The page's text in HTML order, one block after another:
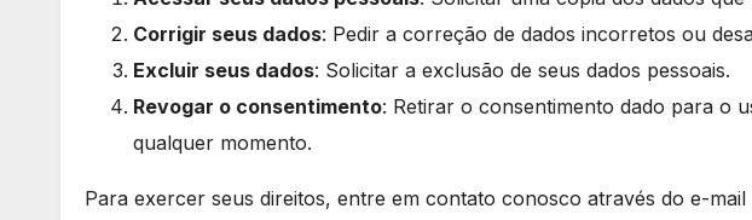
Corrigir seus dados: Pedir a correção de dados incorretos ou
Excluir seus dados: Solicitar a exclusão de seus dados pessoais.
Revogar o consentimento: Retirar o consentimento dado para o
qualquer momento.
Para exercer seus direitos, entre em contato conosco através do e-mail